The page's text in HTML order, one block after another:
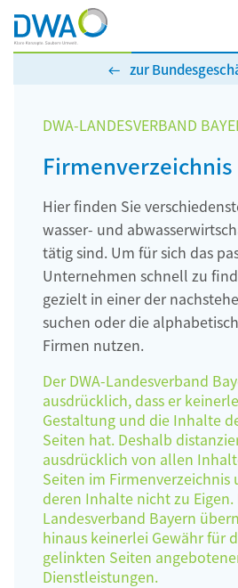
zur
DWA-LANDESVERBAND
Firmenverzeichnis
Hier finden Sie
wasser- und
tätig sind. Um für sich das
Unternehmen schnell zu
gezielt in einer der
suchen oder die
Firmen nutzen.
Der DWA-Landesverband
ausdrücklich, dass er
Gestaltung und die Inhalte
Seiten hat. Deshalb
ausdrücklich von allen
Seiten im Firmenverzeichnis
deren Inhalte nicht zu Eigen.
Landesverband Bayern
hinaus keinerlei Gewähr für
gelinkten Seiten
Dienstleistungen.